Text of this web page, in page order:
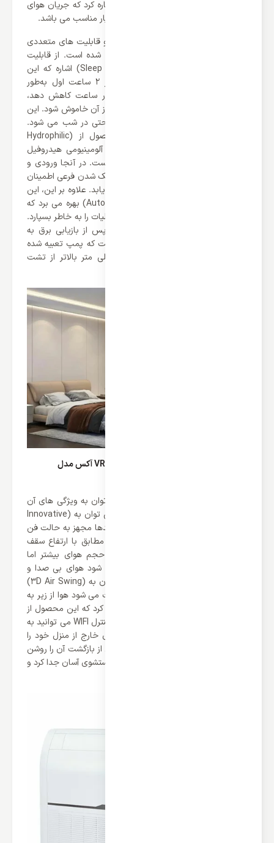
بزرگ مناسب باشد. علاوه بر این باید اشاره کرد که جریان هوای
یونیت های داخلی زمینی VRF از ویژگی و قابلیت های متعددی
بهره می برند که باعث محبوبیت آن ها شده است. از قابلیت
های این محصول می توان به (Sleep Mode) اشاره که این
عملکرد کولر گازی را قادر می‌سازد تا در 2 ساعت اول به‌طور
خودکار سرمایش را 1 درجه سانتی‌گراد در ساعت کاهش دهد،
سپس 5 ساعت آینده ثابت بماند و پس از آن خاموش شود. این
عملکرد باعث صرفه جویی در انرژی و راحتی در شب می شود.
علاوه بر این باید گفت که این محصول از (Hydrophilic
aluminum fin) بهره می برد که فویل آلومینیومی هیدروفیل
لوور شده بیش از 10 درصد بهبود یافته است. در آنجا ورودی و
خروجی مبرد از هم جدا می شوند تا از خنک شدن فرعی اطمینان
حاصل شود و ظرفیت خنک کننده افزایش یابد. علاوه بر این، این
محصول از عملکرد (Auto Restart Function) بهره می برد که
AC می تواند به طور خودکار تنظیمات عملیات را به خاطر بسپارد.
در صورت قطع برق، سیستم می تواند پس از بازیابی برق به
تنظیمات قبلی بازگردد. در نهایت باید گفت که پمپ تعبیه شده
می تواند آب تغلیظ شده را تا 1200 میلی متر بالاتر از تشت
ویژگی های برجسته یونیت داخلی زمینی VRF آکس مدل
از برجسته ترین نکات این محصول می توان به ویژگی های آن
اشاره کرد. از ویژگی های این محصول می توان به (Innovative
Centrifugal Fan) اشاره کرد که همه واحدها مجهز به حالت فن
3 سرعته هستند که میزان جریان هوا را مطابق با ارتفاع سقف
تنظیم می کند. فن سانتریفیوژ نوآورانه حجم هوای بیشتر اما
صدای کمتری را ارائه می‌کند و باعث می‌ شود هوای بی‌ صدا و
روان‌ تر تامین شود. علاوه بر این می توان به (3D Air Swing)
اشاره کرد که چرخش عمودی و افقی باعث می شود هوا از زیر به
هر گوشه اتاق برسد. در نهایت باید اشاره کرد که این محصول از
(WIFI Control) برخوردار می باشد که با کنترل WIFI می توانید به
راحتی از طریق دستگاه هوشمند کولر گازی خارج از منزل خود را
خاموش کنید. علاوه بر این، می‌توانید قبل از بازگشت آن را روشن
کنید. فیلتر واحد داخلی را می‌توان برای شستشوی آسان جدا کرد و